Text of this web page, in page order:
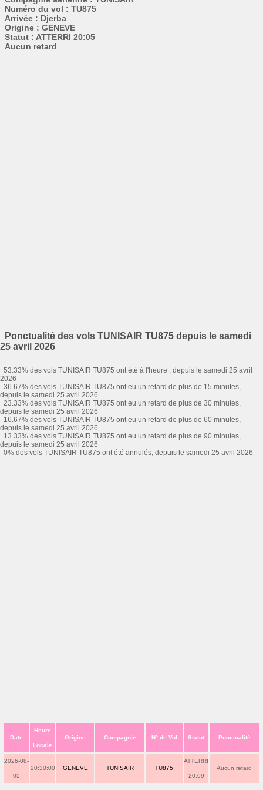
Numéro du vol : TU875
Arrivée : Djerba
Origine : GENEVE
Statut : ATTERRI 20:05
Aucun retard
Ponctualité des vols TUNISAIR TU875 depuis le samedi
25 avril 2026
53.33% des vols TUNISAIR TU875 ont été à l'heure , depuis le samedi 25 avril
2026
36.67% des vols TUNISAIR TU875 ont eu un retard de plus de 15 minutes,
depuis le samedi 25 avril 2026
23.33% des vols TUNISAIR TU875 ont eu un retard de plus de 30 minutes,
depuis le samedi 25 avril 2026
16.67% des vols TUNISAIR TU875 ont eu un retard de plus de 60 minutes,
depuis le samedi 25 avril 2026
13.33% des vols TUNISAIR TU875 ont eu un retard de plus de 90 minutes,
depuis le samedi 25 avril 2026
0% des vols TUNISAIR TU875 ont été annulés, depuis le samedi 25 avril 2026
Date
Heure
Locale
Origine Compagnie N° de Vol Statut Ponctualité
2026-08-
05
20:30:00 GENEVE TUNISAIR TU875
ATTERRI
20:09
Aucun retard